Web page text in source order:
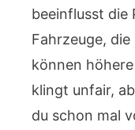
beeinflusst die
Fahrzeuge,
können
klingt unfair,
du schon mal